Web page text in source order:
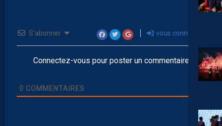
S’abonner vous connecter
Connectez-vous pour poster un commentaire
0 COMMENTAIRES